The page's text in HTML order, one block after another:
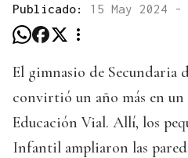
Publicado: 15 May 2024 -
El gimnasio de Secundaria
convirtió un año más en
Educación Vial. Allí, los
Infantil ampliaron las